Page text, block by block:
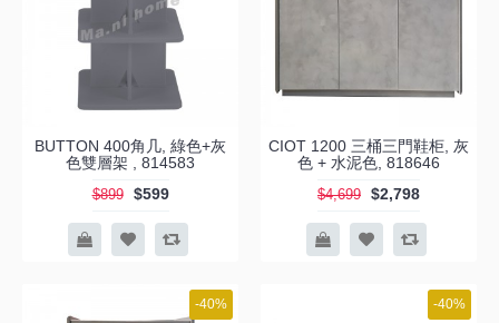
BUTTON 400角几, 綠色+灰
色雙層架 , 814583
$899 $599
CIOT 1200 三桶三門鞋柜, 灰
色 + 水泥色, 818646
$4,699 $2,798
-40% -40%